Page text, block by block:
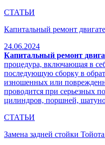
СТАТЬИ
Капитальный ремонт
24.06.2024
Капитальный ремонт
процедура, включающая в
последующую сборку в
изношенных или
проводится при серьезных
цилиндров, поршней,
СТАТЬИ
Замена задней стойки